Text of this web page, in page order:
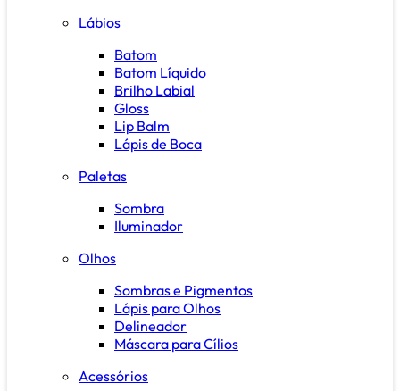
Lábios
Batom
Batom Líquido
Brilho Labial
Gloss
Lip Balm
Lápis de Boca
Paletas
Sombra
Iluminador
Olhos
Sombras e Pigmentos
Lápis para Olhos
Delineador
Máscara para Cílios
Acessórios